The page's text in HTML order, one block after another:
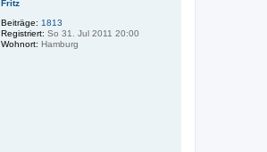
Fritz
Beiträge: 1813
Registriert: So 31. Jul 2011 20:00
Wohnort: Hamburg